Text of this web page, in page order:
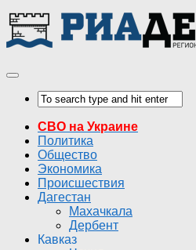
СВО на Украине
Политика
Общество
Экономика
Происшествия
Дагестан
Махачкала
Дербент
Кавказ